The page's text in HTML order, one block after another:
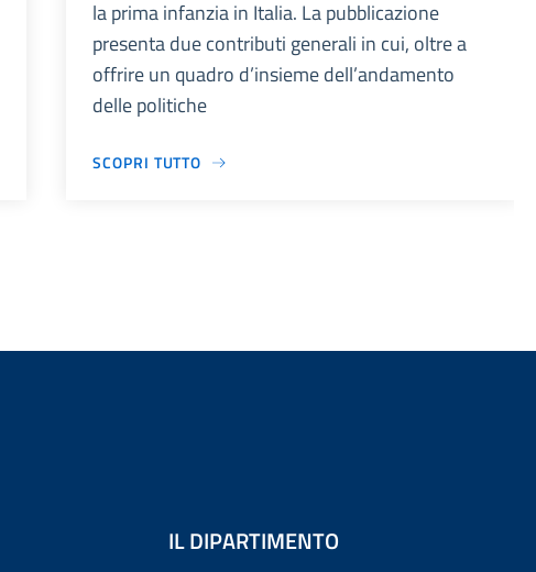
la prima infanzia in Italia. La pubblicazione
presenta due contributi generali in cui, oltre a
offrire un quadro d’insieme dell’andamento
delle politiche
SCOPRI TUTTO
IL DIPARTIMENTO